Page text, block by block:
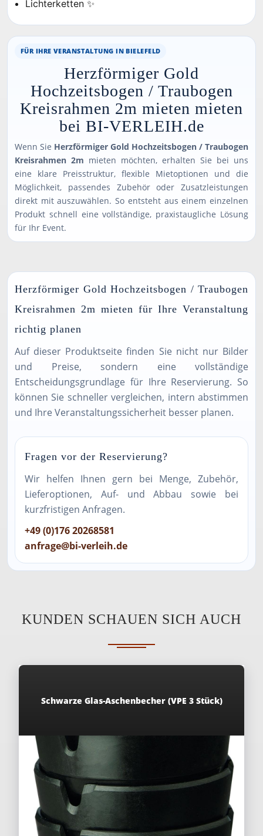
Lichterketten ✨
FÜR IHRE VERANSTALTUNG IN BIELEFELD
Herzförmiger Gold
Hochzeitsbogen / Traubogen
Kreisrahmen 2m mieten mieten
bei BI-VERLEIH.de
Wenn Sie Herzförmiger Gold Hochzeitsbogen / Traubogen
Kreisrahmen 2m mieten möchten, erhalten Sie bei uns
eine klare Preisstruktur, flexible Mietoptionen und die
Möglichkeit, passendes Zubehör oder Zusatzleistungen
direkt mit auszuwählen. So entsteht aus einem einzelnen
Produkt schnell eine vollständige, praxistaugliche Lösung
für Ihr Event.
Herzförmiger Gold Hochzeitsbogen / Traubogen
Kreisrahmen 2m mieten für Ihre Veranstaltung
richtig planen
Auf dieser Produktseite finden Sie nicht nur Bilder
und Preise, sondern eine vollständige
Entscheidungsgrundlage für Ihre Reservierung. So
können Sie schneller vergleichen, intern abstimmen
und Ihre Veranstaltungssicherheit besser planen.
Fragen vor der Reservierung?
Wir helfen Ihnen gern bei Menge, Zubehör,
Lieferoptionen, Auf- und Abbau sowie bei
kurzfristigen Anfragen.
+49 (0)176 20268581
anfrage@bi-verleih.de
KUNDEN SCHAUEN SICH AUCH
Schwarze Glas-Aschenbecher (VPE 3 Stück)